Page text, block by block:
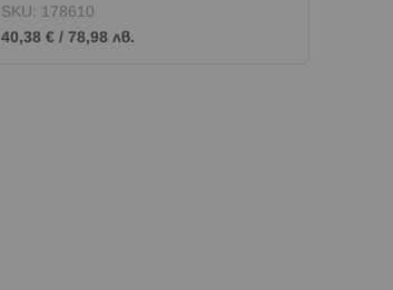
SKU: 178610
40,38 € / 78,98 лв.